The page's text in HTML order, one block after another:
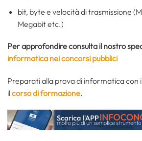
bit, byte e velocità di trasmissione
Megabit etc.)
Per approfondire consulta il nostro
informatica nei concorsi pubblici
Preparati alla prova di informatica con
ilcorso di formazione.